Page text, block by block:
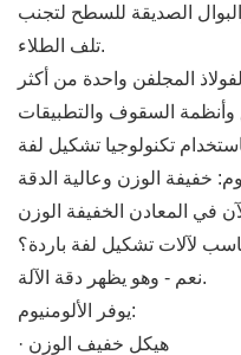
الصديقة للسطح لتجنب
تلف الطلاء.
المجلفن واحدة من أكثر
وأنظمة السقوف والتطبيقات
خفيفة الوزن وعالية الدقة
لآلات تشكيل لفة باردة؟
نعم - وهو يظهر دقة الآلة.
يوفر الألومنيوم:
· هيكل خفيف الوزن